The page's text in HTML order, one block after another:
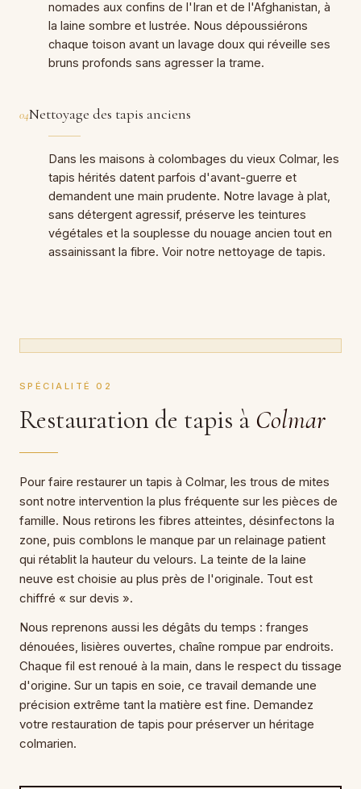
nomades aux confins de l'Iran et de l'Afghanistan, à
la laine sombre et lustrée. Nous dépoussiérons
chaque toison avant un lavage doux qui réveille ses
bruns profonds sans agresser la trame.
04Nettoyage des tapis anciens
Dans les maisons à colombages du vieux Colmar, les
tapis hérités datent parfois d'avant-guerre et
demandent une main prudente. Notre lavage à plat,
sans détergent agressif, préserve les teintures
végétales et la souplesse du nouage ancien tout en
assainissant la fibre. Voir notre nettoyage de tapis.
SPÉCIALITÉ 02
Restauration de tapis à Colmar
Pour faire restaurer un tapis à Colmar, les trous de mites
sont notre intervention la plus fréquente sur les pièces de
famille. Nous retirons les fibres atteintes, désinfectons la
zone, puis comblons le manque par un relainage patient
qui rétablit la hauteur du velours. La teinte de la laine
neuve est choisie au plus près de l'originale. Tout est
chiffré « sur devis ».
Nous reprenons aussi les dégâts du temps : franges
dénouées, lisières ouvertes, chaîne rompue par endroits.
Chaque fil est renoué à la main, dans le respect du tissage
d'origine. Sur un tapis en soie, ce travail demande une
précision extrême tant la matière est fine. Demandez
votre restauration de tapis pour préserver un héritage
colmarien.